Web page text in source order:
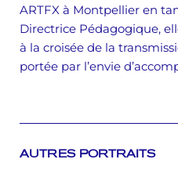
ARTFX à Montpellier en
Directrice Pédagogique,
à la croisée de la
portée par l’envie
AUTRES PORTRAITS